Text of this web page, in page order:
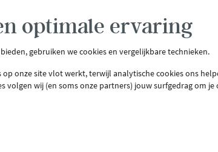
Meer Gero
optimale ervaring
gebruiken we cookies en vergelijkbare technieken.
onze site vlot werkt, terwijl analytische cookies ons
volgen wij (en soms onze partners) jouw surfgedrag om